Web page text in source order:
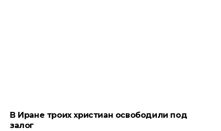
В Иране троих христиан освободили под
залог